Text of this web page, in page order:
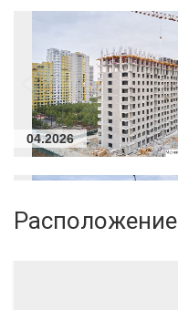
04.2026
Расположение